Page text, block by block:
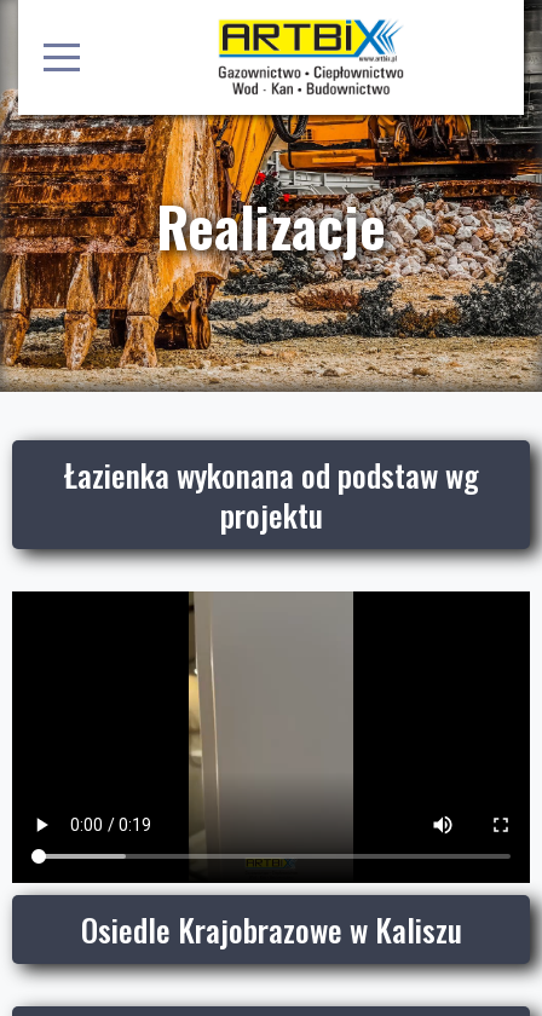
Realizacje
Łazienka wykonana od podstaw wg
projektu
Osiedle Krajobrazowe w Kaliszu